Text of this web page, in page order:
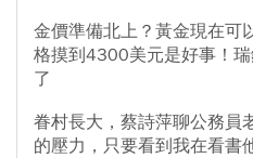
金價準備北上？黃金現在可
格摸到4300美元是好事！
了
眷村長大，蔡詩萍聊公務員
的壓力，只要看到我在看書